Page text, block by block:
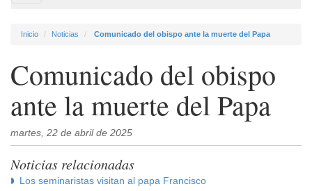
navigation
Inicio Noticias Comunicado del obispo ante la muerte del Papa
Comunicado del obispo
ante la muerte del Papa
martes, 22 de abril de 2025
Noticias relacionadas
Los seminaristas visitan al papa Francisco